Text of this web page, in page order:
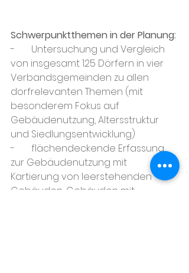
Schwerpunktthemen in der Planung:
-       Untersuchung und Vergleich
von insgesamt 125 Dörfern in vier
Verbandsgemeinden zu allen
dorfrelevanten Themen (mit
besonderem Fokus auf
Gebäudenutzung, Altersstruktur
und Siedlungsentwicklung)
-       flächendeckende Erfassung
zur Gebäudenutzung mit
Kartierung von leerstehenden
Gebäuden, Gebäuden mit